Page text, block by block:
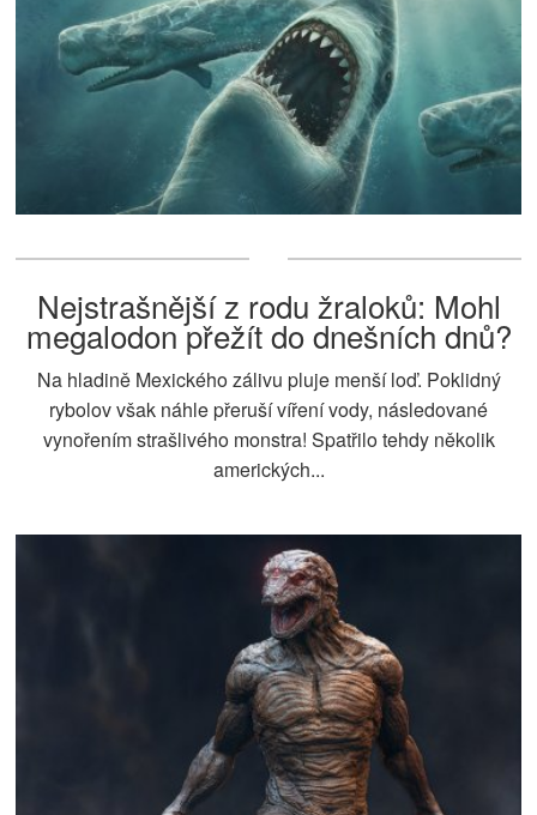
Nejstrašnější z rodu žraloků: Mohl
megalodon přežít do dnešních dnů?
Na hladině Mexického zálivu pluje menší loď. Poklidný
rybolov však náhle přeruší víření vody, následované
vynořením strašlivého monstra! Spatřilo tehdy několik
amerických...